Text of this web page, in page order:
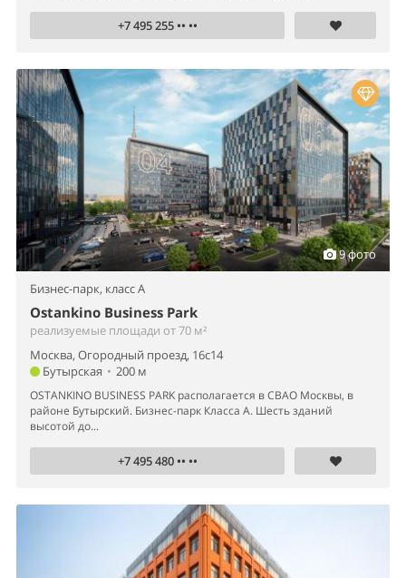
+7 495 255 •• ••
9 фото
Бизнес-парк, класс A
Ostankino Business Park
реализуемые площади от 70 м²
Москва, Огородный проезд, 16с14
Бутырская • 200 м
OSTANKINO BUSINESS PARK располагается в СВАО Москвы, в
районе Бутырский. Бизнес-парк Класса А. Шесть зданий
высотой до...
+7 495 480 •• ••